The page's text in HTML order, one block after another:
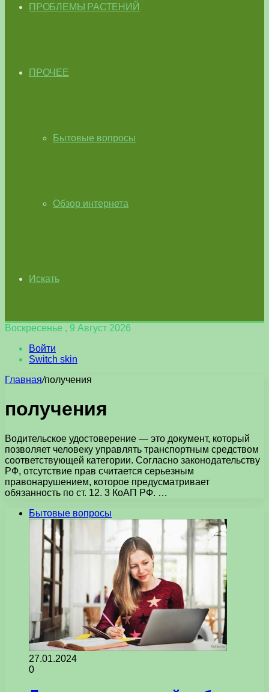
ПРОБЛЕМЫ РАСТЕНИЙ
ПРОЧЕЕ
Бытовые вопросы
Обзор интернета
Искать
Воскресенье , 9 Август 2026
Войти
Switch skin
Главная/получения
получения
Водительское удостоверение — это документ, который
позволяет человеку управлять транспортным средством
соответствующей категории. Согласно законодательству
РФ, отсутствие прав считается серьезным
правонарушением, которое предусматривает
обязанность по ст. 12. 3 КоАП РФ. …
Бытовые вопросы
27.01.2024
0